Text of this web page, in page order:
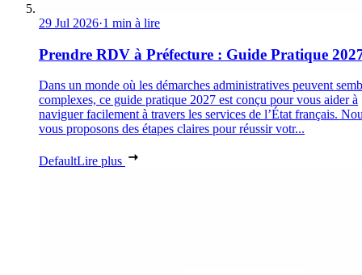
29 Jul 2026·1 min à lire
Prendre RDV à Préfecture : Guide Pratique
Dans un monde où les démarches administratives peuvent
complexes, ce guide pratique 2027 est conçu pour vous aider à
naviguer facilement à travers les services de l’État français.
vous proposons des étapes claires pour réussir votr...
DefaultLire plus